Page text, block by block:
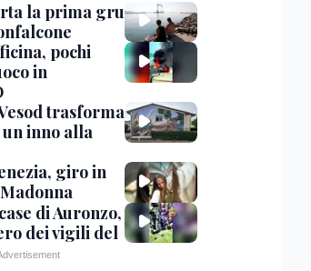
la prima gru
pochi
in
trasforma
inno alla
giro in
di Auronzo,
dei vigili del